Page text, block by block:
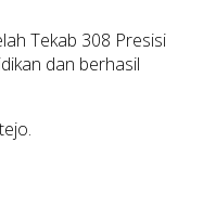
Tekab 308 Presisi
dan berhasil